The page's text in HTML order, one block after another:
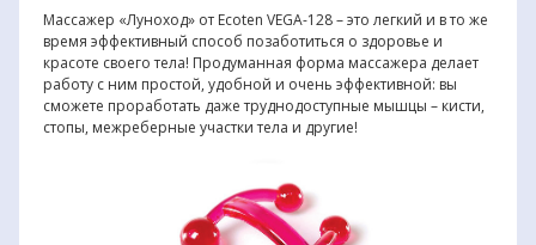
Массажер «Луноход» от Ecoten VEGA-128 – это легкий и в то же
время эффективный способ позаботиться о здоровье и
красоте своего тела! Продуманная форма массажера делает
работу с ним простой, удобной и очень эффективной: вы
сможете проработать даже труднодоступные мышцы – кисти,
стопы, межреберные участки тела и другие!